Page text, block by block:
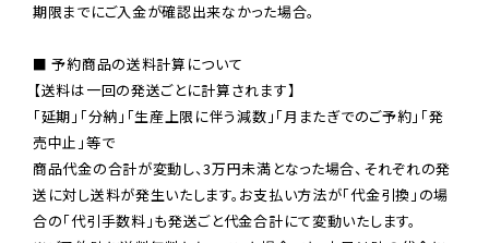
期限までにご入金が確認出来なかった場合。
■ 予約商品の送料計算について
【送料は一回の発送ごとに計算されます】
「延期」「分納」「生産上限に伴う減数」「月またぎでのご予約」「発
売中止」等で
商品代金の合計が変動し、3万円未満となった場合、それぞれの発
送に対し送料が発生いたします。お支払い方法が「代金引換」の場